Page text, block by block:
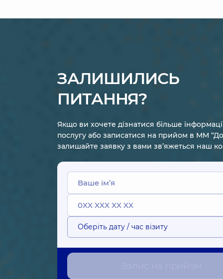
ЗАЛИШИЛИСЬ
ПИТАННЯ?
Якщо ви хочете дізнатися більше
послугу або записатися на прийом в ММ
залишайте заявку з вами зв’яжеться наш
Оберіть дату / час візиту